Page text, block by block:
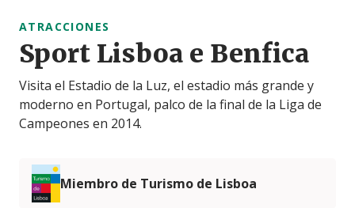
ATRACCIONES
Sport Lisboa e Benfica
Visita el Estadio de la Luz, el estadio más grande y
moderno en Portugal, palco de la final de la Liga de
Campeones en 2014.
Miembro de Turismo de Lisboa